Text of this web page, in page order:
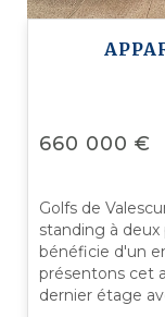
660 000 €
Golfs de
standing à deux
bénéficie d'un
présentons cet
dernier étage